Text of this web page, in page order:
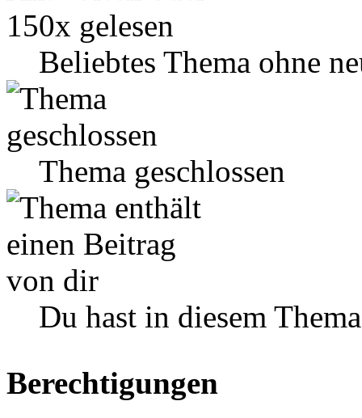
Beliebtes Thema ohne
Thema geschlossen
Du hast in diesem
Berechtigungen